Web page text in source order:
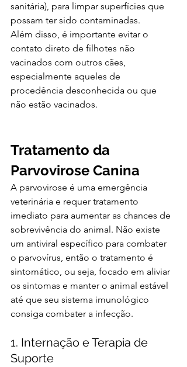
sanitária), para limpar superfícies que
possam ter sido contaminadas.
Além disso, é importante evitar o
contato direto de filhotes não
vacinados com outros cães,
especialmente aqueles de
procedência desconhecida ou que
não estão vacinados.
Tratamento da
Parvovirose Canina
A parvovirose é uma emergência
veterinária e requer tratamento
imediato para aumentar as chances de
sobrevivência do animal. Não existe
um antiviral específico para combater
o parvovírus, então o tratamento é
sintomático, ou seja, focado em aliviar
os sintomas e manter o animal estável
até que seu sistema imunológico
consiga combater a infecção.
1. Internação e Terapia de
Suporte